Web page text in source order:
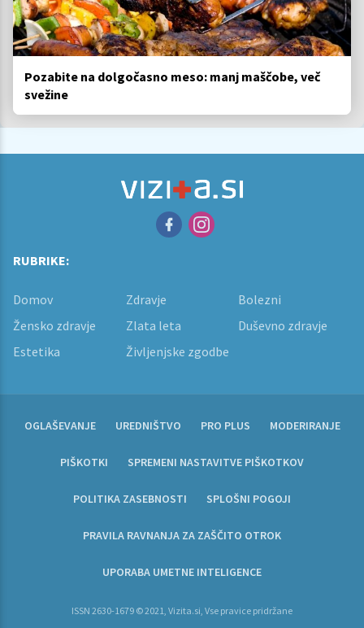
Pozabite na dolgočasno meso: manj maščobe, več
svežine
RUBRIKE:
Domov Zdravje
Bolezni
Žensko zdravje
Zlata leta
Duševno zdravje
Estetika
Življenjske zgodbe
OGLAŠEVANJE UREDNIŠTVO PRO PLUS MODERIRANJE
PIŠKOTKI SPREMENI NASTAVITVE PIŠKOTKOV
POLITIKA ZASEBNOSTI SPLOŠNI POGOJI
PRAVILA RAVNANJA ZA ZAŠČITO OTROK
UPORABA UMETNE INTELIGENCE
ISSN 2630-1679 © 2021, Vizita.si, Vse pravice pridržane